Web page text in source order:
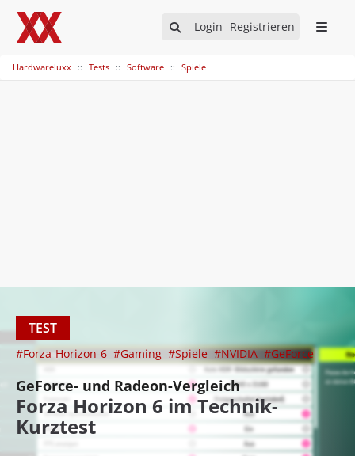
Login Registrieren
Hardwareluxx Tests Software Spiele
TEST
#Forza-Horizon-6 #Gaming #Spiele #NVIDIA #GeForce
GeForce- und Radeon-Vergleich
Forza Horizon 6 im Technik-
Kurztest